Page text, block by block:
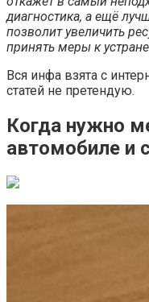
диагностика, а ещё
позволит увеличить
принять меры к
Вся инфа взята с
статей не претендую.
Когда нужно
автомобиле и